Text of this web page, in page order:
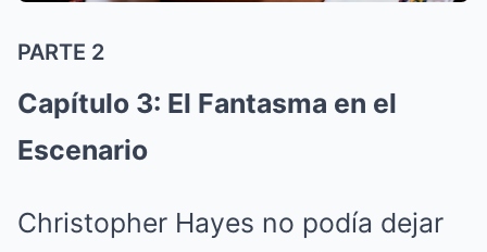
PARTE 2
Capítulo 3: El Fantasma en el
Escenario
Christopher Hayes no podía dejar